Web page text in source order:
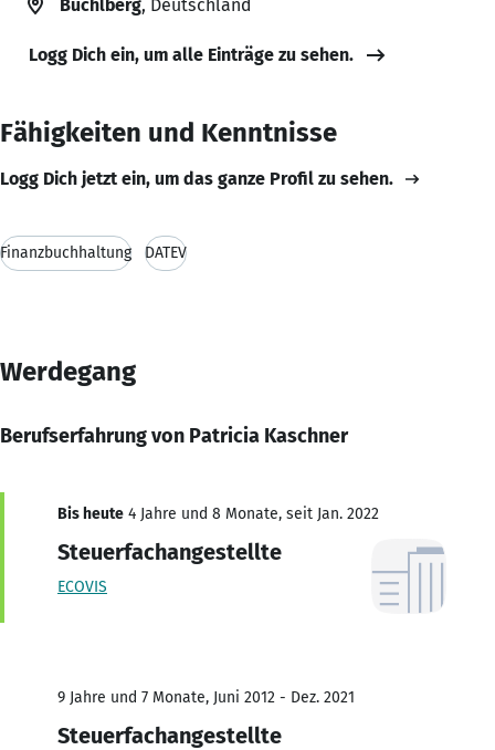
Büchlberg, Deutschland
Logg Dich ein, um alle Einträge zu sehen.
Fähigkeiten und Kenntnisse
Logg Dich jetzt ein, um das ganze Profil zu sehen.
Finanzbuchhaltung DATEV
Werdegang
Berufserfahrung von Patricia Kaschner
Bis heute 4 Jahre und 8 Monate, seit Jan. 2022
Steuerfachangestellte
ECOVIS
9 Jahre und 7 Monate, Juni 2012 - Dez. 2021
Steuerfachangestellte